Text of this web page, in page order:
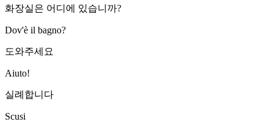
화장실은 어디에 있습니까?
Dov'è il bagno?
도와주세요
Aiuto!
실례합니다
Scusi